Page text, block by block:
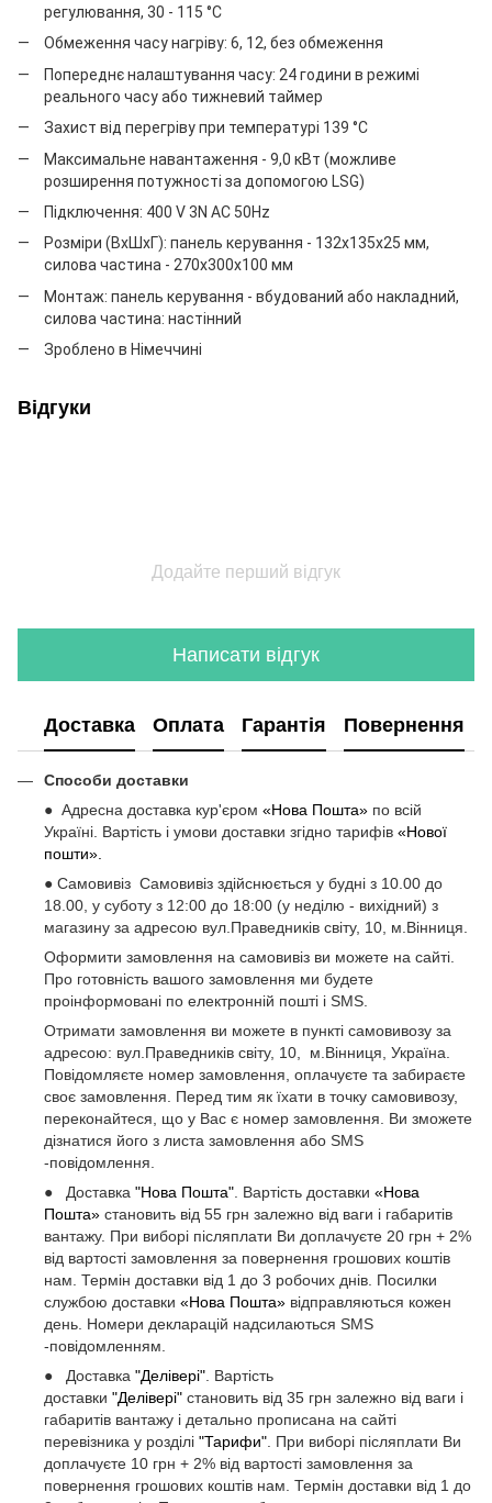
регулювання, 30 - 115 °C
Обмеження часу нагріву: 6, 12, без обмеження
Попереднє налаштування часу: 24 години в режимі
реального часу або тижневий таймер
Захист від перегріву при температурі 139 °C
Максимальне навантаження - 9,0 кВт (можливе
розширення потужності за допомогою LSG)
Підключення: 400 V 3N AC 50Hz
Розміри (ВхШхГ): панель керування - 132х135х25 мм,
силова частина - 270х300х100 мм
Монтаж: панель керування - вбудований або накладний,
силова частина: настінний
Зроблено в Німеччині
Відгуки
Додайте перший відгук
Написати відгук
Доставка Оплата Гарантія Повернення
Способи доставки
● Адресна доставка кур'єром «Нова Пошта» по всій
Україні. Вартість і умови доставки згідно тарифів «Нової
пошти».
● Самовивіз Самовивіз здійснюється у будні з 10.00 до
18.00, у суботу з 12:00 до 18:00 (у неділю - вихідний) з
магазину за адресою вул.Праведників світу, 10, м.Вінниця.
Оформити замовлення на самовивіз ви можете на сайті.
Про готовність вашого замовлення ми будете
проінформовані по електронній пошті і SMS.
Отримати замовлення ви можете в пункті самовивозу за
адресою: вул.Праведників світу, 10, м.Вінниця, Україна.
Повідомляєте номер замовлення, оплачуєте та забираєте
своє замовлення. Перед тим як їхати в точку самовивозу,
переконайтеся, що у Вас є номер замовлення. Ви зможете
дізнатися його з листа замовлення або SMS
-повідомлення.
● Доставка "Нова Пошта" . Вартість доставки «Нова
Пошта» становить від 55 грн залежно від ваги і габаритів
вантажу. При виборі післяплати Ви доплачуєте 20 грн + 2%
від вартості замовлення за повернення грошових коштів
нам. Термін доставки від 1 до 3 робочих днів. Посилки
службою доставки «Нова Пошта» відправляються кожен
день. Номери декларацій надсилаються SMS
-повідомленням.
● Доставка "Делівері" . Вартість
доставки "Делівері" становить від 35 грн залежно від ваги і
габаритів вантажу і детально прописана на сайті
перевізника у розділі "Тарифи" . При виборі післяплати Ви
доплачуєте 10 грн + 2% від вартості замовлення за
повернення грошових коштів нам. Термін доставки від 1 до